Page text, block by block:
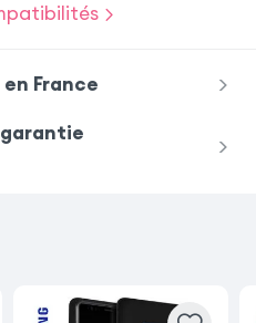
iPhone 11 Pro
France